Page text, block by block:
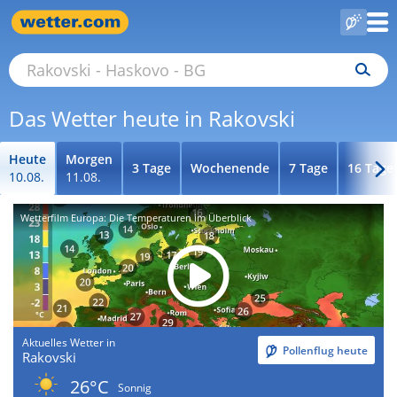
Das Wetter heute in Rakovski
Heute
10.08.
Morgen
11.08.
3 Tage Wochenende 7 Tage 16 Tage
Wetterfilm Europa: Die Temperaturen im Überblick
Aktuelles Wetter in
Rakovski Pollenflug heute
26°C
Sonnig